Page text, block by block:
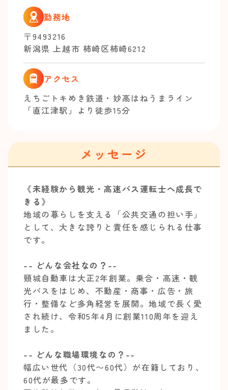
勤務地
〒9493216
新潟県 上越市 柿崎区柿崎6212
アクセス
えちごトキめき鉄道・妙高はねうまライン
「直江津駅」より徒歩15分
メッセージ
《未経験から観光・高速バス運転士へ成長で
きる》
地域の暮らしを支える「公共交通の担い手」
として、大きな誇りと責任を感じられる仕事
です。
-- どんな会社なの？--
頸城自動車は大正2年創業。乗合・高速・観
光バスをはじめ、不動産・商事・広告・旅
行・整備など多角経営を展開。地域で長く愛
され続け、令和5年4月に創業110周年を迎え
ました。
-- どんな職場環境なの？--
幅広い世代（30代〜60代）が在籍しており、
60代が最多です。